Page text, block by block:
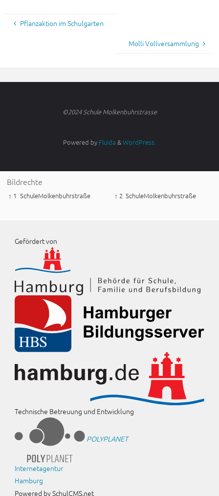
Pflanzaktion im Schulgarten
Molli Vollversammlung
©2024 Schule Molkenbuhrstrasse
Powered by Fluida &WordPress.
Bildrechte
↑ 1 SchuleMolkenbuhrstraße ↑ 2 SchuleMolkenbuhrstraße
Gefördert von
Technische Betreuung und Entwicklung
POLYPLANET
Internetagentur
Hamburg
Powered by SchulCMS.net